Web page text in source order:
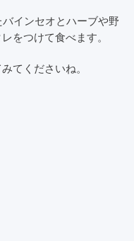
インセオとハーブや野
をつけて食べます。
てくださいね。